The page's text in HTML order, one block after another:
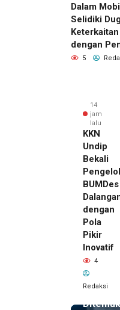
Dalam
Selidiki
Keterkaitan
dengan
5
14
jam
lalu
KKN
Undip
Bekali
BUMDes
dengan
Pola
Pikir
Inovatif
4
Redaksi
14 jam
Pemilik
Royal
Phone